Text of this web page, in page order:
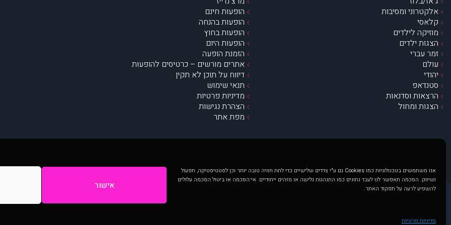
אנו משתמשים בטכנולוגיות כמו Cookies גם ע"י צדדים שלישיים כדי לתת חוויה טובה יותר וכן לסטטיסטיקה, תפעול
ושיווק. הסכמה תאפשר לנו לעבד נתונים כמו התנהגות גלישה או מזהים ייחודיים. אי־הסכמה או ביטול הסכמה עלולים
להשפיע לרעה על תפקוד האתר.
אישור
מדיניות פרטיות
אלקטרוני ומסיבות
קלאסי
מוזיקה לילדים
הצגות ילדים
זמר עברי
עולם
יהודי
סטנדאפ
הרצאות וסדנאות
הצגות ומחול
הופעות חינם
הופעות בהנחה
הופעות בחוץ
הופעות היום
הזמנת הופעה
אתרים מורשים – כרטיסים להופעות
דיווח על תוכן לא תקין
תנאי שימוש
מדיניות פרטיות
הצהרת נגישות
מפת אתר